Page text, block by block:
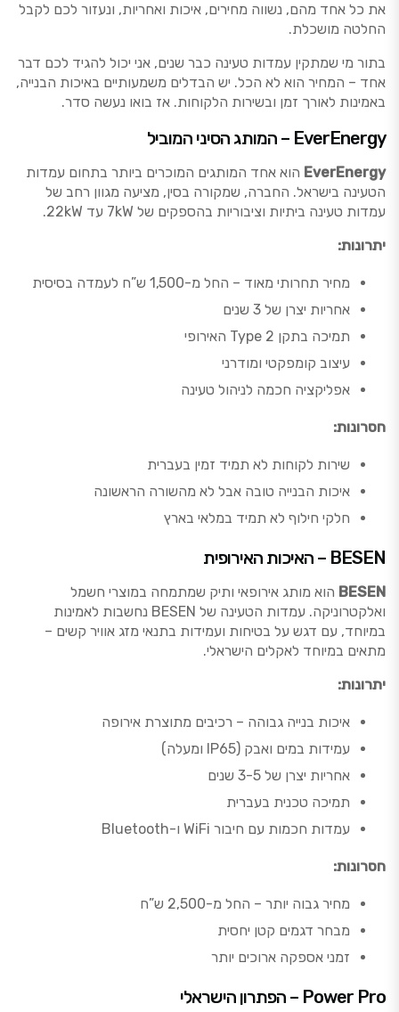
את כל אחד מהם, נשווה מחירים, איכות ואחריות, ונעזור לכם לקבל
החלטה מושכלת.
בתור מי שמתקין עמדות טעינה כבר שנים, אני יכול להגיד לכם דבר
אחד – המחיר הוא לא הכל. יש הבדלים משמעותיים באיכות הבנייה,
באמינות לאורך זמן ובשירות הלקוחות. אז בואו נעשה סדר.
EverEnergy – המותג הסיני המוביל
EverEnergy הוא אחד המותגים המוכרים ביותר בתחום עמדות
הטעינה בישראל. החברה, שמקורה בסין, מציעה מגוון רחב של
עמדות טעינה ביתיות וציבוריות בהספקים של 7kW עד 22kW.
יתרונות:
מחיר תחרותי מאוד – החל מ-1,500 ש”ח לעמדה בסיסית
אחריות יצרן של 3 שנים
תמיכה בתקן Type 2 האירופי
עיצוב קומפקטי ומודרני
אפליקציה חכמה לניהול טעינה
חסרונות:
שירות לקוחות לא תמיד זמין בעברית
איכות הבנייה טובה אבל לא מהשורה הראשונה
חלקי חילוף לא תמיד במלאי בארץ
BESEN – האיכות האירופית
BESEN הוא מותג אירופאי ותיק שמתמחה במוצרי חשמל
ואלקטרוניקה. עמדות הטעינה של BESEN נחשבות לאמינות
במיוחד, עם דגש על בטיחות ועמידות בתנאי מזג אוויר קשים –
מתאים במיוחד לאקלים הישראלי.
יתרונות:
איכות בנייה גבוהה – רכיבים מתוצרת אירופה
עמידות במים ואבק (IP65 ומעלה)
אחריות יצרן של 3-5 שנים
תמיכה טכנית בעברית
עמדות חכמות עם חיבור WiFi ו-Bluetooth
חסרונות:
מחיר גבוה יותר – החל מ-2,500 ש”ח
מבחר דגמים קטן יחסית
זמני אספקה ארוכים יותר
Power Pro – הפתרון הישראלי